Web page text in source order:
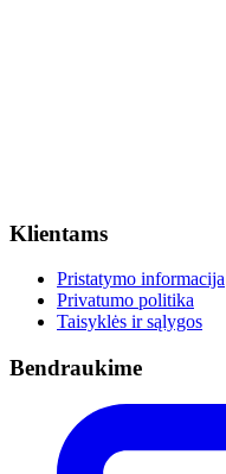
Klientams
Pristatymo informacija
Privatumo politika
Taisyklės ir sąlygos
Bendraukime